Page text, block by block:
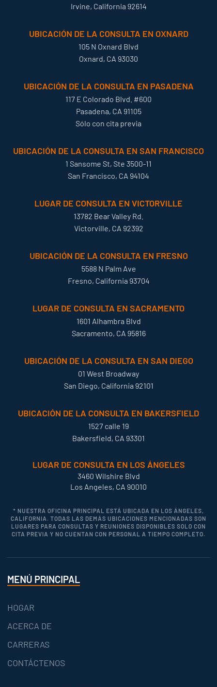
Irvine, California 92614
UBICACIÓN DE LA CONSULTA EN OXNARD
105 N Oxnard Blvd
Oxnard, CA 93030
UBICACIÓN DE LA CONSULTA EN PASADENA
117 E Colorado Blvd. #600
Pasadena, CA 91105
Sólo con cita previa
UBICACIÓN DE LA CONSULTA EN SAN FRANCISCO
1 Sansome St, Ste 3500-11
San Francisco, CA 94104
LUGAR DE CONSULTA EN VICTORVILLE
13782 Bear Valley Rd.
Victorville, CA 92392
UBICACIÓN DE LA CONSULTA EN FRESNO
5588 N Palm Ave
Fresno, California 93704
LUGAR DE CONSULTA EN SACRAMENTO
1601 Alhambra Blvd
Sacramento, CA 95816
UBICACIÓN DE LA CONSULTA EN SAN DIEGO
01 West Broadway
San Diego, California 92101
UBICACIÓN DE LA CONSULTA EN BAKERSFIELD
1527 calle 19
Bakersfield, CA 93301
LUGAR DE CONSULTA EN LOS ÁNGELES
3460 Wilshire Blvd
Los Angeles, CA 90010
* NUESTRA OFICINA PRINCIPAL ESTÁ UBICADA EN LOS ÁNGELES,
CALIFORNIA. TODAS LAS DEMÁS UBICACIONES MENCIONADAS SON
LUGARES PARA CONSULTAS Y REUNIONES DISPONIBLES SOLO CON
CITA PREVIA Y NO CUENTAN CON PERSONAL A TIEMPO COMPLETO.
MENÚ PRINCIPAL
HOGAR
ACERCA DE
CARRERAS
CONTÁCTENOS